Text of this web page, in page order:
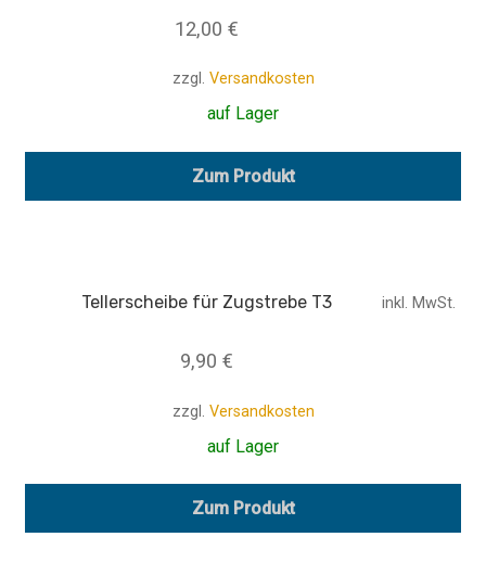
12,00 €
zzgl. Versandkosten
auf Lager
Zum Produkt
Tellerscheibe für Zugstrebe T3
9,90 €
inkl. MwSt.
zzgl. Versandkosten
auf Lager
Zum Produkt